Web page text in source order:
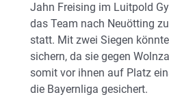
Jahn Freising im Luitpold
das Team nach Neuötting
statt. Mit zwei Siegen
sichern, da sie gegen
somit vor ihnen auf Platz
die Bayernliga gesichert.